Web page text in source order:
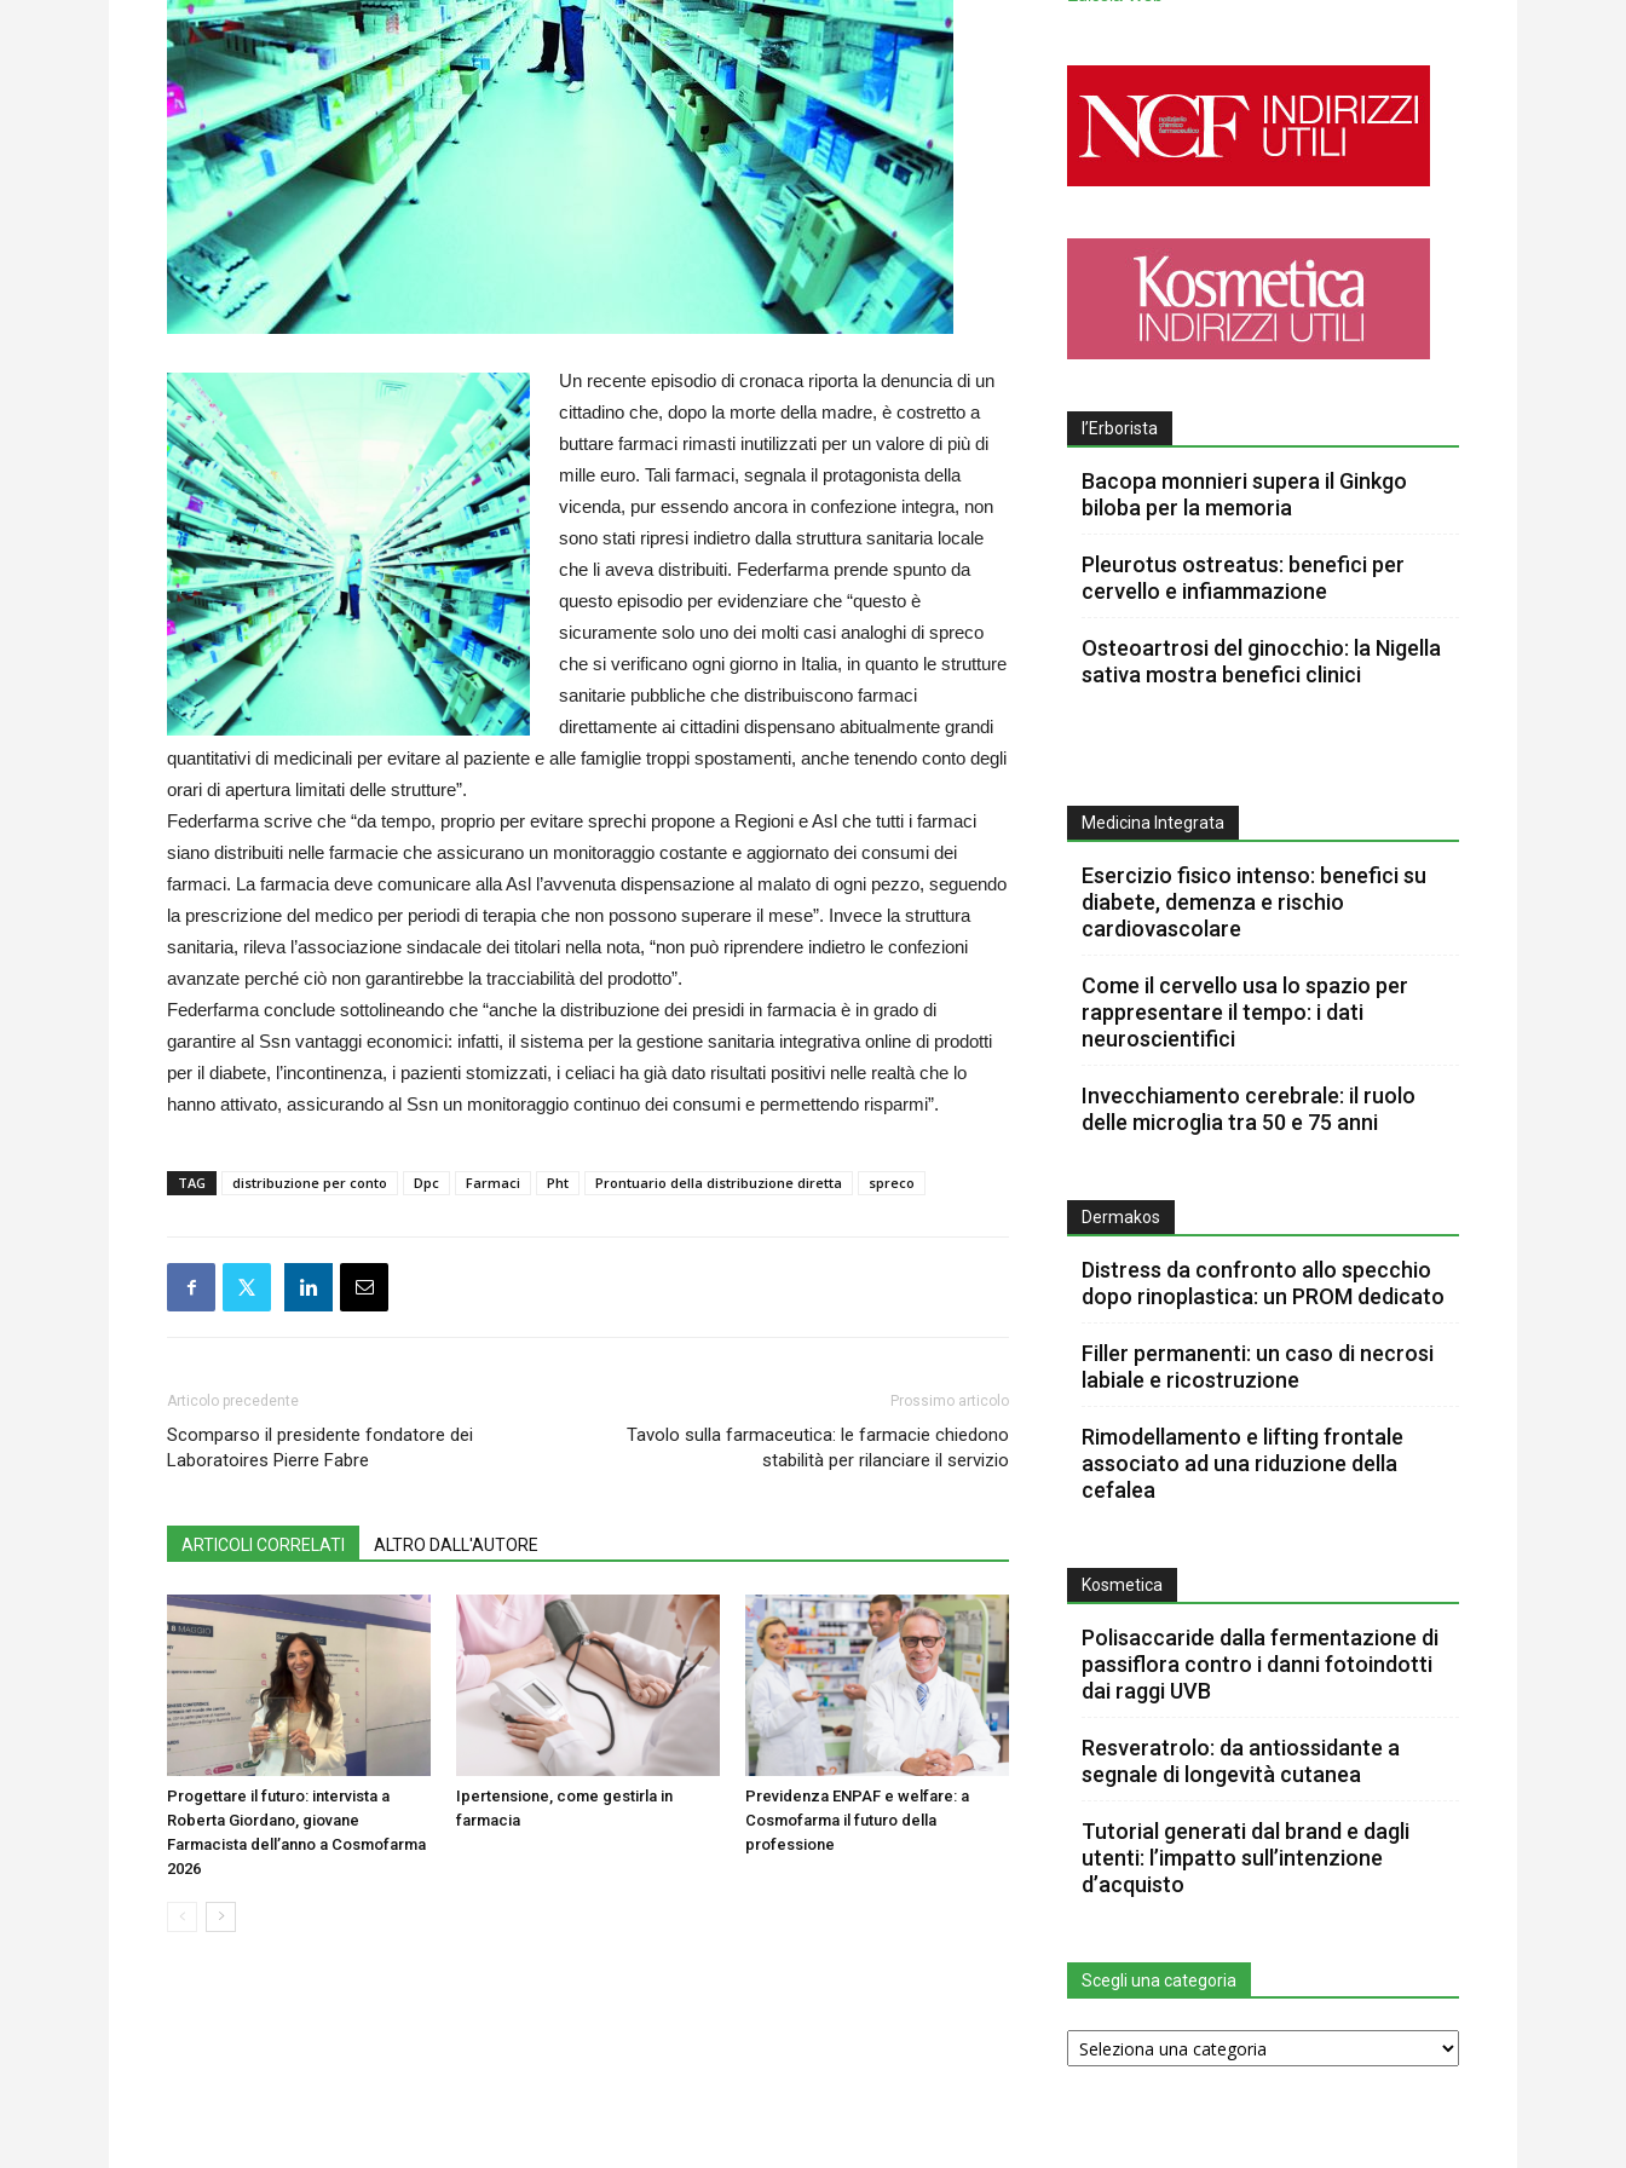
Un recente episodio di cronaca riporta la denuncia di un
cittadino che, dopo la morte della madre, è costretto a
buttare farmaci rimasti inutilizzati per un valore di più di
mille euro. Tali farmaci, segnala il protagonista della
vicenda, pur essendo ancora in confezione integra, non
sono stati ripresi indietro dalla struttura sanitaria locale
che li aveva distribuiti. Federfarma prende spunto da
questo episodio per evidenziare che “questo è
sicuramente solo uno dei molti casi analoghi di spreco
che si verificano ogni giorno in Italia, in quanto le strutture
sanitarie pubbliche che distribuiscono farmaci
direttamente ai cittadini dispensano abitualmente grandi
quantitativi di medicinali per evitare al paziente e alle famiglie troppi spostamenti, anche tenendo conto degli
orari di apertura limitati delle strutture”.
Federfarma scrive che “da tempo, proprio per evitare sprechi propone a Regioni e Asl che tutti i farmaci
siano distribuiti nelle farmacie che assicurano un monitoraggio costante e aggiornato dei consumi dei
farmaci. La farmacia deve comunicare alla Asl l’avvenuta dispensazione al malato di ogni pezzo, seguendo
la prescrizione del medico per periodi di terapia che non possono superare il mese”. Invece la struttura
sanitaria, rileva l’associazione sindacale dei titolari nella nota, “non può riprendere indietro le confezioni
avanzate perché ciò non garantirebbe la tracciabilità del prodotto”.
Federfarma conclude sottolineando che “anche la distribuzione dei presidi in farmacia è in grado di
garantire al Ssn vantaggi economici: infatti, il sistema per la gestione sanitaria integrativa online di prodotti
per il diabete, l’incontinenza, i pazienti stomizzati, i celiaci ha già dato risultati positivi nelle realtà che lo
hanno attivato, assicurando al Ssn un monitoraggio continuo dei consumi e permettendo risparmi”.
TAG distribuzione per conto Dpc Farmaci Pht Prontuario della distribuzione diretta spreco
Articolo precedente
Scomparso il presidente fondatore dei
Laboratoires Pierre Fabre
Prossimo articolo
Tavolo sulla farmaceutica: le farmacie chiedono
stabilità per rilanciare il servizio
ARTICOLI CORRELATI ALTRO DALL'AUTORE
Progettare il futuro: intervista a
Roberta Giordano, giovane
Farmacista dell’anno a Cosmofarma
2026
Ipertensione, come gestirla in
farmacia
Previdenza ENPAF e welfare: a
Cosmofarma il futuro della
professione
l’Erborista
Bacopa monnieri supera il Ginkgo
biloba per la memoria
Pleurotus ostreatus: benefici per
cervello e infiammazione
Osteoartrosi del ginocchio: la Nigella
sativa mostra benefici clinici
Medicina Integrata
Esercizio fisico intenso: benefici su
diabete, demenza e rischio
cardiovascolare
Come il cervello usa lo spazio per
rappresentare il tempo: i dati
neuroscientifici
Invecchiamento cerebrale: il ruolo
delle microglia tra 50 e 75 anni
Dermakos
Distress da confronto allo specchio
dopo rinoplastica: un PROM dedicato
Filler permanenti: un caso di necrosi
labiale e ricostruzione
Rimodellamento e lifting frontale
associato ad una riduzione della
cefalea
Kosmetica
Polisaccaride dalla fermentazione di
passiflora contro i danni fotoindotti
dai raggi UVB
Resveratrolo: da antiossidante a
segnale di longevità cutanea
Tutorial generati dal brand e dagli
utenti: l’impatto sull’intenzione
d’acquisto
Scegli una categoria
Scegli
una